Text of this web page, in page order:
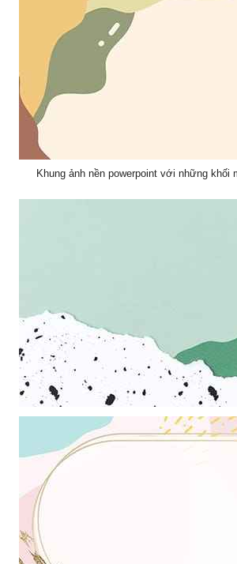
Khung ảnh nền powerpoint với những khối
Khung ảnh nền powerpoint với sự kết hợp
xành cùng những chấm đen